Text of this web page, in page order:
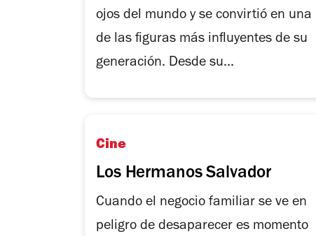
ojos del mundo y se convirtió en una
de las figuras más influyentes de su
generación. Desde su...
Cine
Los Hermanos Salvador
Cuando el negocio familiar se ve en
peligro de desaparecer es momento